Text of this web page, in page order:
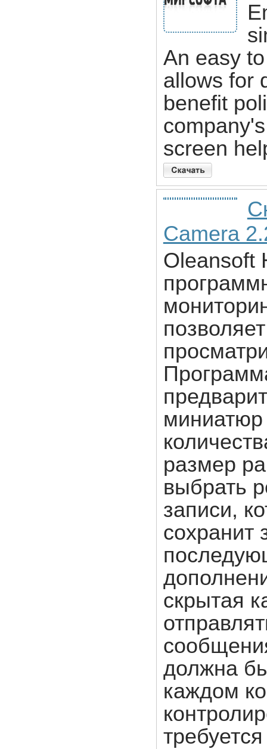
An easy
allows for
benefit
screen
Camera
Oleansoft
миниатюр
размер
выбрать
записи,
сохранит
cкрытая
должна
каждом